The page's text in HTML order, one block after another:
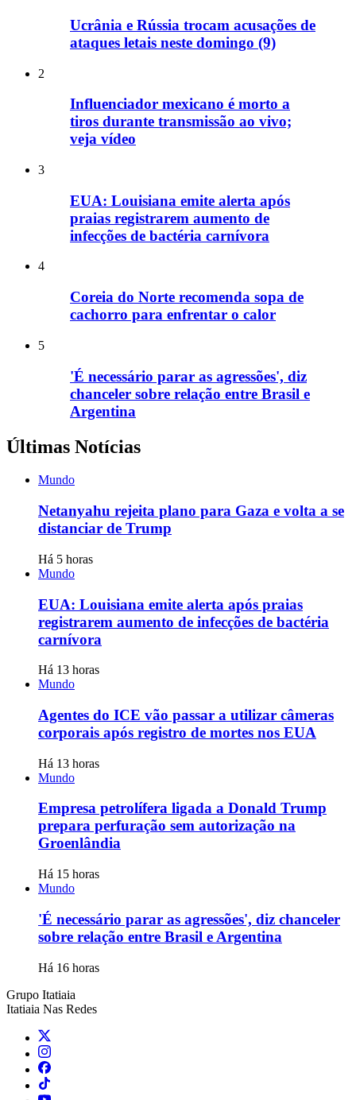
Ucrânia e Rússia trocam acusações de
ataques letais neste domingo (9)
2
Influenciador mexicano é morto a
tiros durante transmissão ao vivo;
veja vídeo
3
EUA: Louisiana emite alerta após
praias registrarem aumento de
infecções de bactéria carnívora
4
Coreia do Norte recomenda sopa de
cachorro para enfrentar o calor
5
'É necessário parar as agressões', diz
chanceler sobre relação entre Brasil e
Argentina
Últimas Notícias
Mundo
Netanyahu rejeita plano para Gaza e volta a se
distanciar de Trump
Há 5 horas
Mundo
EUA: Louisiana emite alerta após praias
registrarem aumento de infecções de bactéria
carnívora
Há 13 horas
Mundo
Agentes do ICE vão passar a utilizar câmeras
corporais após registro de mortes nos EUA
Há 13 horas
Mundo
Empresa petrolífera ligada a Donald Trump
prepara perfuração sem autorização na
Groenlândia
Há 15 horas
Mundo
'É necessário parar as agressões', diz chanceler
sobre relação entre Brasil e Argentina
Há 16 horas
Grupo Itatiaia
Itatiaia Nas Redes